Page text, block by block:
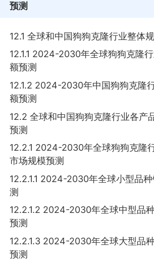
预测
12.1 全球和中国狗狗克隆行业整体
12.1.1 2024-2030年全球狗狗克隆
额预测
12.1.2 2024-2030年中国狗狗克隆
额预测
12.2 全球和中国狗狗克隆行业各产
预测
12.2.1 2024-2030年全球狗狗克隆
市场规模预测
12.2.1.1 2024-2030年全球小型品
测
12.2.1.2 2024-2030年全球中型品
预测
12.2.1.3 2024-2030年全球大型品
预测